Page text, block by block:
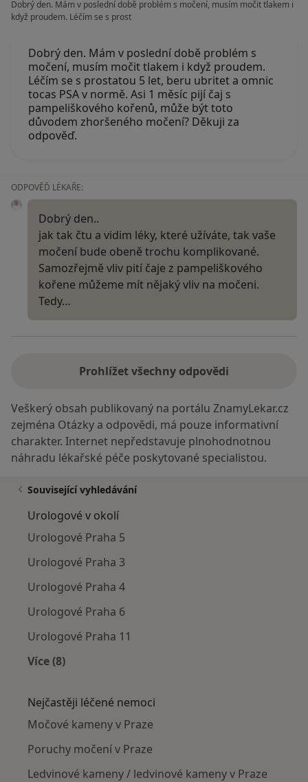
Dobrý den. Mám v poslední době problém s močení, musím močit tlakem i
když proudem. Léčím se s prost
Dobrý den. Mám v poslední době problém s
močení, musím močit tlakem i když proudem.
Léčím se s prostatou 5 let, beru ubritet a omnic
tocas PSA v normě. Asi 1 měsíc pijí čaj s
pampeliškového kořenů, může být toto
důvodem zhoršeného močení? Děkuji za
odpověď.
ODPOVĚĎ LÉKAŘE:
Dobrý den..
jak tak čtu a vidim léky, které užíváte, tak vaše
močení bude obeně trochu komplikované.
Samozřejmě vliv pití čaje z pampeliškového
kořene můžeme mít nějaký vliv na močeni.
Tedy…
Prohlížet všechny odpovědi
Veškerý obsah publikovaný na portálu ZnamyLekar.cz
zejména Otázky a odpovědi, má pouze informativní
charakter. Internet nepředstavuje plnohodnotnou
náhradu lékařské péče poskytované specialistou.
Související vyhledávání
Urologové v okolí
Urologové Praha 5
Urologové Praha 3
Urologové Praha 4
Urologové Praha 6
Urologové Praha 11
Více (8)
Nejčastěji léčené nemoci
Močové kameny v Praze
Poruchy močení v Praze
Ledvinové kameny / ledvinové kameny v Praze